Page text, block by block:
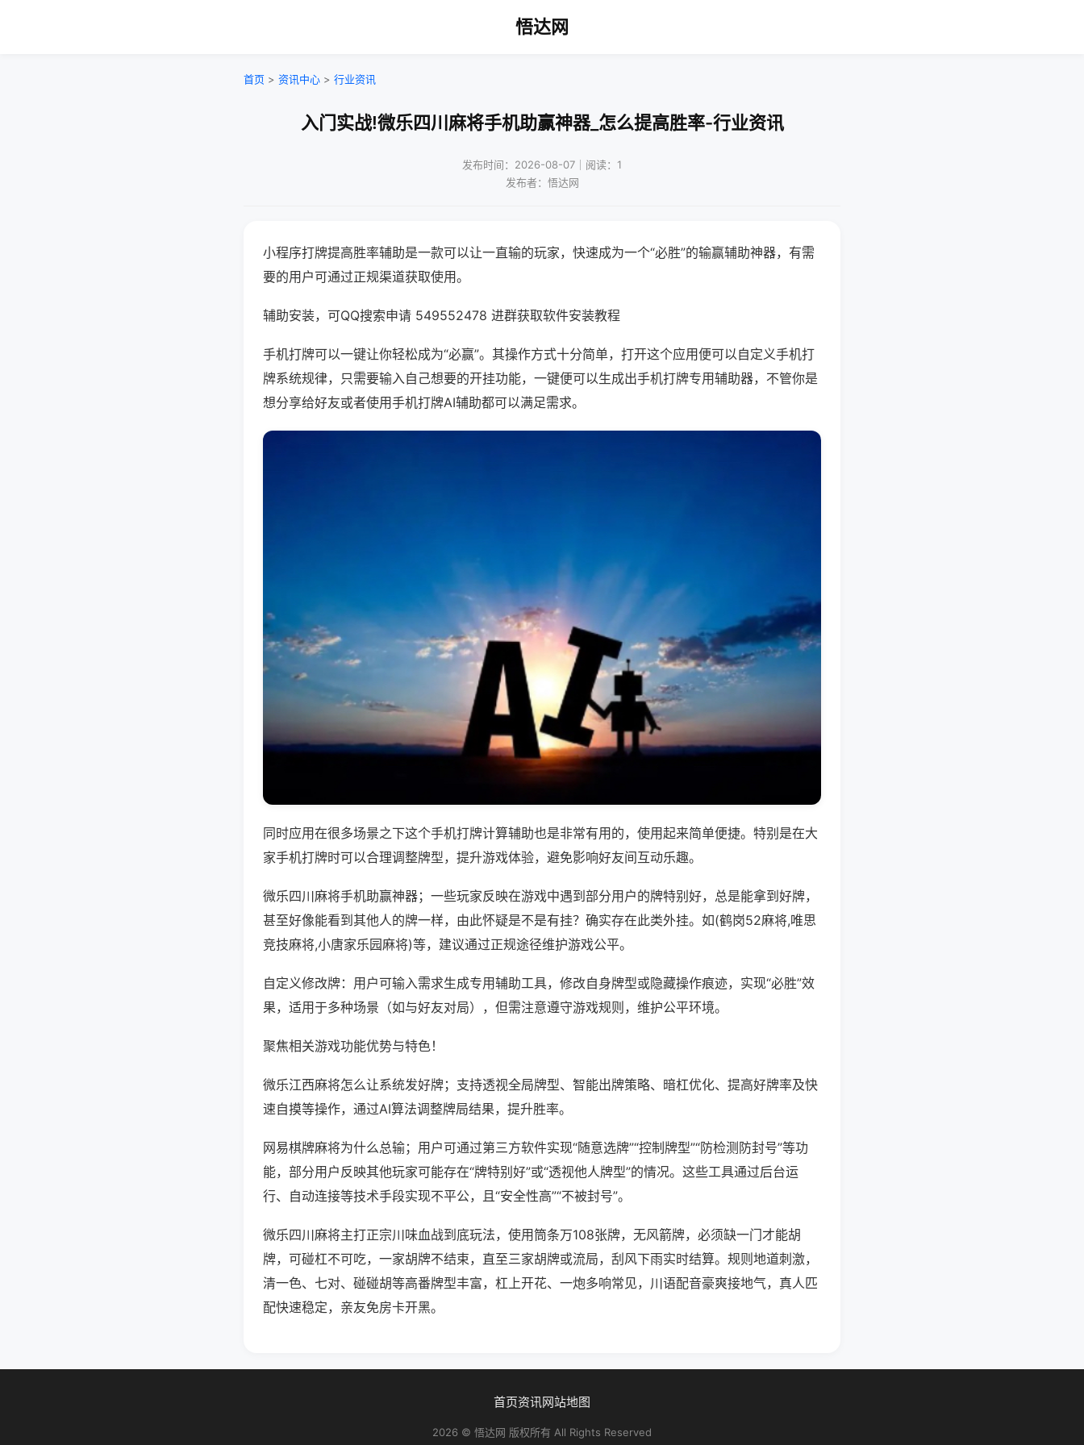
悟达网
首页 > 资讯中心 > 行业资讯
入门实战!微乐四川麻将手机助赢神器_怎么提高胜率-行业资讯
发布时间：2026-08-07｜阅读：1
发布者：悟达网
小程序打牌提高胜率辅助是一款可以让一直输的玩家，快速成为一个“必胜”的输赢辅助神器，有需
要的用户可通过正规渠道获取使用。
辅助安装，可QQ搜索申请 549552478 进群获取软件安装教程
手机打牌可以一键让你轻松成为“必赢”。其操作方式十分简单，打开这个应用便可以自定义手机打
牌系统规律，只需要输入自己想要的开挂功能，一键便可以生成出手机打牌专用辅助器，不管你是
想分享给好友或者使用手机打牌AI辅助都可以满足需求。
同时应用在很多场景之下这个手机打牌计算辅助也是非常有用的，使用起来简单便捷。特别是在大
家手机打牌时可以合理调整牌型，提升游戏体验，避免影响好友间互动乐趣。
微乐四川麻将手机助赢神器；一些玩家反映在游戏中遇到部分用户的牌特别好，总是能拿到好牌，
甚至好像能看到其他人的牌一样，由此怀疑是不是有挂？确实存在此类外挂。如(鹤岗52麻将,唯思
竞技麻将,小唐家乐园麻将)等，建议通过正规途径维护游戏公平。
自定义修改牌：用户可输入需求生成专用辅助工具，修改自身牌型或隐藏操作痕迹，实现“必胜”效
果，适用于多种场景（如与好友对局），但需注意遵守游戏规则，维护公平环境。
聚焦相关游戏功能优势与特色！
微乐江西麻将怎么让系统发好牌；支持透视全局牌型、智能出牌策略、暗杠优化、提高好牌率及快
速自摸等操作，通过AI算法调整牌局结果，提升胜率。
网易棋牌麻将为什么总输；用户可通过第三方软件实现“随意选牌”“控制牌型”“防检测防封号”等功
能，部分用户反映其他玩家可能存在“牌特别好”或“透视他人牌型”的情况。这些工具通过后台运
行、自动连接等技术手段实现不平公，且“安全性高”“不被封号”。
微乐四川麻将主打正宗川味血战到底玩法，使用筒条万108张牌，无风箭牌，必须缺一门才能胡
牌，可碰杠不可吃，一家胡牌不结束，直至三家胡牌或流局，刮风下雨实时结算。规则地道刺激，
清一色、七对、碰碰胡等高番牌型丰富，杠上开花、一炮多响常见，川语配音豪爽接地气，真人匹
配快速稳定，亲友免房卡开黑。
首页资讯网站地图
2026 © 悟达网 版权所有 All Rights Reserved